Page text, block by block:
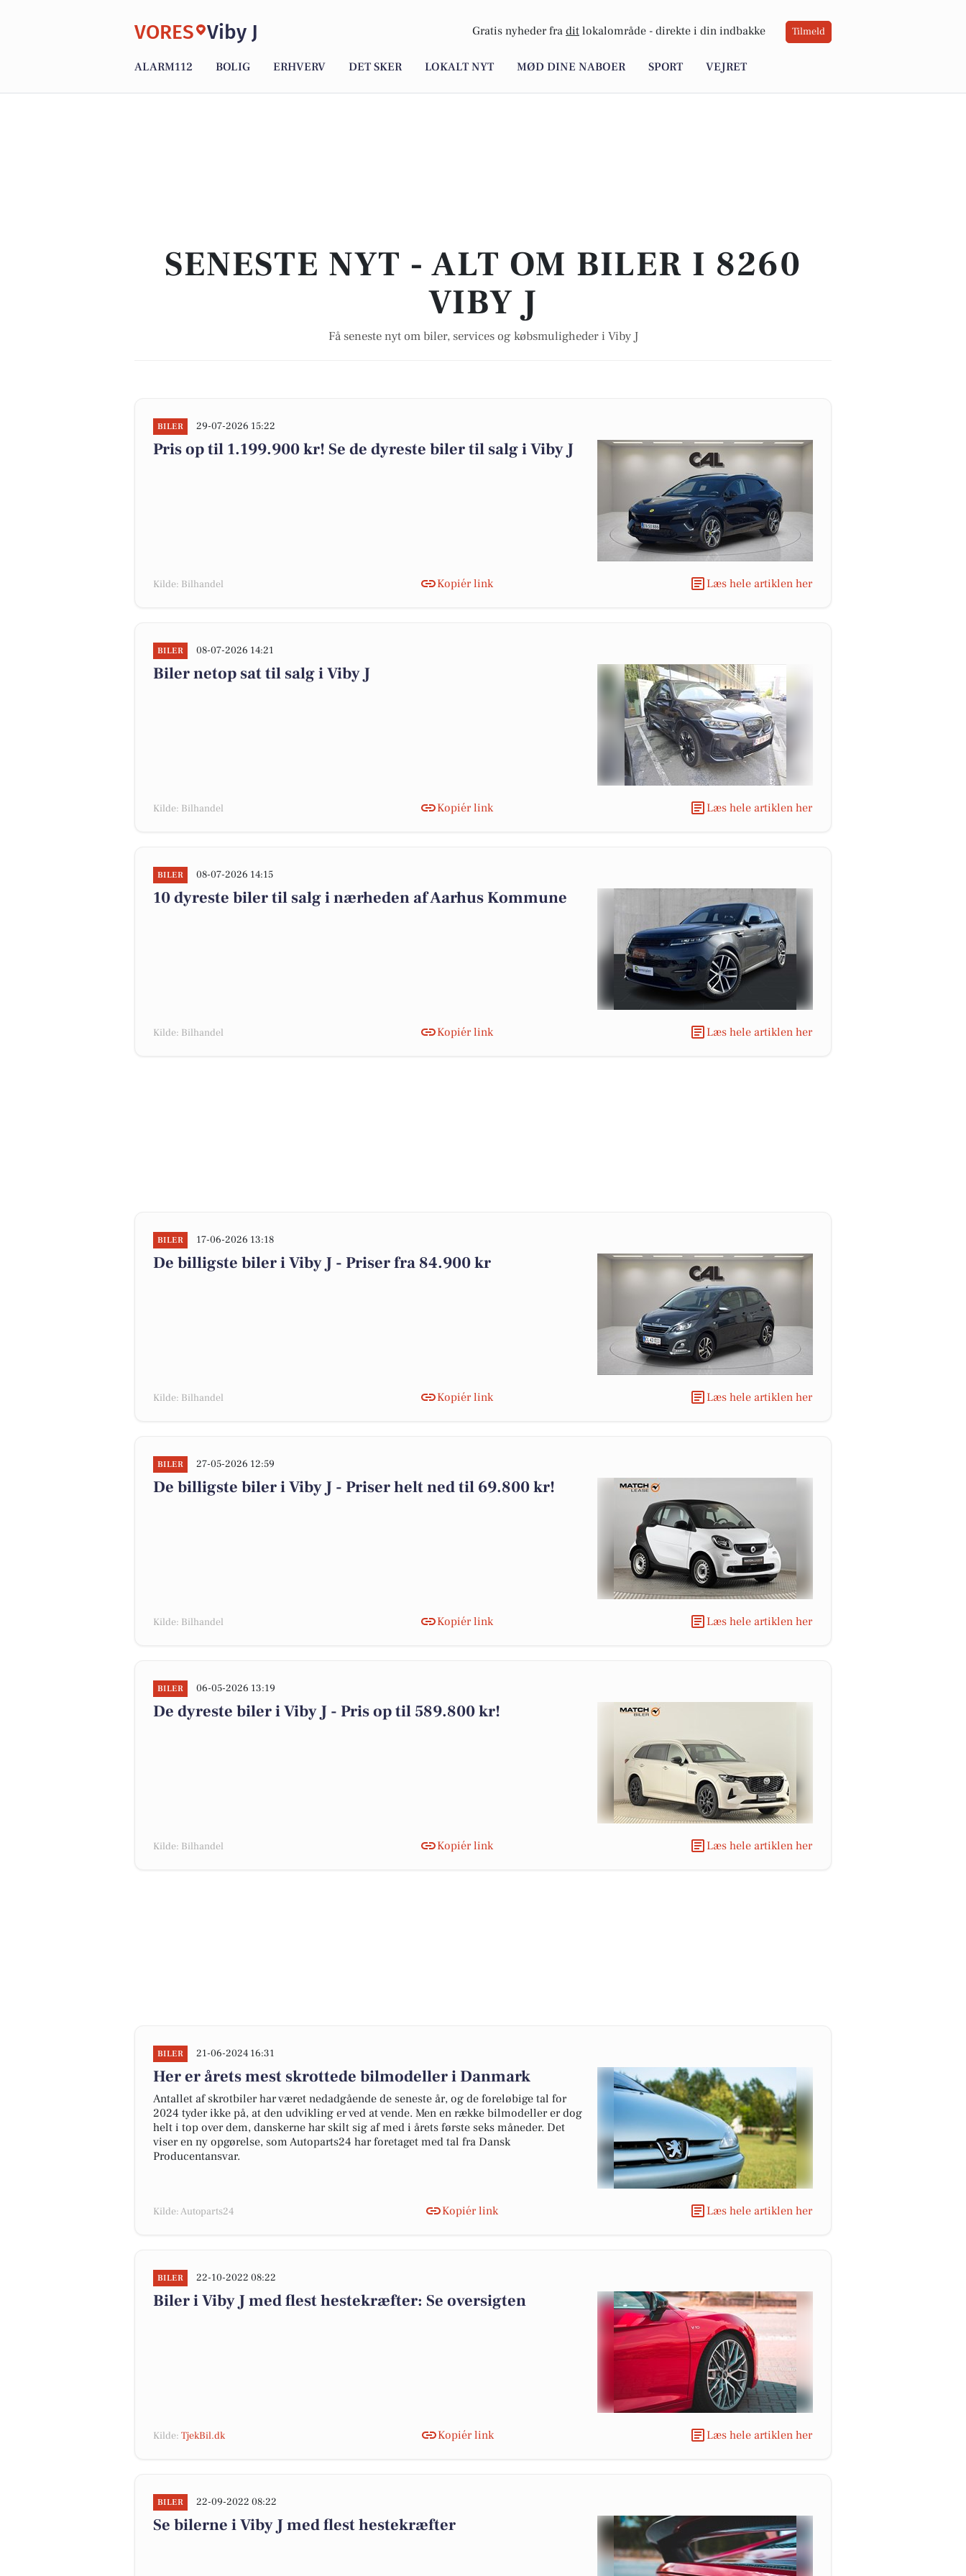
VORES Viby J Gratis nyheder fra dit lokalområde - direkte i din indbakke Tilmeld
ALARM112 BOLIG ERHVERV DET SKER LOKALT NYT MØD DINE NABOER SPORT VEJRET
SENESTE NYT - ALT OM BILER I 8260
VIBY J
Få seneste nyt om biler, services og købsmuligheder i Viby J
BILER 29-07-2026 15:22
Pris op til 1.199.900 kr! Se de dyreste biler til salg i Viby J
Kilde: Bilhandel Kopiér link Læs hele artiklen her
BILER 08-07-2026 14:21
Biler netop sat til salg i Viby J
Kilde: Bilhandel Kopiér link Læs hele artiklen her
BILER 08-07-2026 14:15
10 dyreste biler til salg i nærheden af Aarhus Kommune
Kilde: Bilhandel Kopiér link Læs hele artiklen her
BILER 17-06-2026 13:18
De billigste biler i Viby J - Priser fra 84.900 kr
Kilde: Bilhandel Kopiér link Læs hele artiklen her
BILER 27-05-2026 12:59
De billigste biler i Viby J - Priser helt ned til 69.800 kr!
Kilde: Bilhandel Kopiér link Læs hele artiklen her
BILER 06-05-2026 13:19
De dyreste biler i Viby J - Pris op til 589.800 kr!
Kilde: Bilhandel Kopiér link Læs hele artiklen her
BILER 21-06-2024 16:31
Her er årets mest skrottede bilmodeller i Danmark
Antallet af skrotbiler har været nedadgående de seneste år, og de foreløbige tal for
2024 tyder ikke på, at den udvikling er ved at vende. Men en række bilmodeller er dog
helt i top over dem, danskerne har skilt sig af med i årets første seks måneder. Det
viser en ny opgørelse, som Autoparts24 har foretaget med tal fra Dansk
Producentansvar.
Kilde: Autoparts24 Kopiér link Læs hele artiklen her
BILER 22-10-2022 08:22
Biler i Viby J med flest hestekræfter: Se oversigten
Kilde: TjekBil.dk Kopiér link Læs hele artiklen her
BILER 22-09-2022 08:22
Se bilerne i Viby J med flest hestekræfter